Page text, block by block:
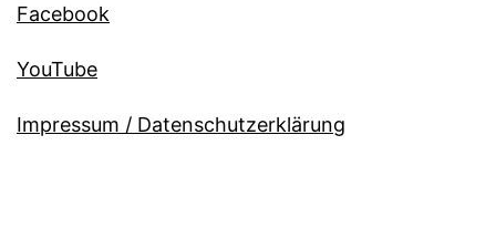
Facebook
YouTube
Impressum / Datenschutzerklärung